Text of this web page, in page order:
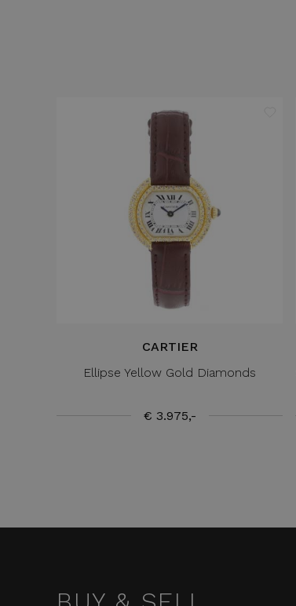
CARTIER
Ellipse Yellow Gold Diamonds
€ 3.975,-